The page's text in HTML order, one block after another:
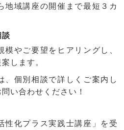
地域講座の開催まで最短３カ
やご要望をヒアリングし、
します。
、個別相談で詳しくご案内し
い合わせください！
性化プラス実践士講座」を受